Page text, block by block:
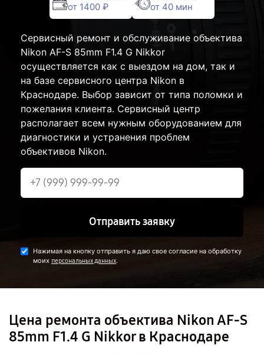
от 1400 ₽ от 40 мин
Сервисный ремонт и обслуживание объектива
Nikon AF-S 85mm F1.4 G Nikkor
осуществляется как с выездом на дом, так и
на базе сервисного центра Nikon в
Краснодаре. Выбор зависит от типа поломки и
пожелания клиента. Сервисный центр
располагает всем нужным оборудованием для
диагностики и устранения проблем
объективов Nikon.
Отправить заявку
Нажимая на кнопку отправить я даю свое согласие на обработку
моих персональных данных.
Цена ремонта объектива Nikon AF-S
85mm F1.4 G Nikkor в Краснодаре